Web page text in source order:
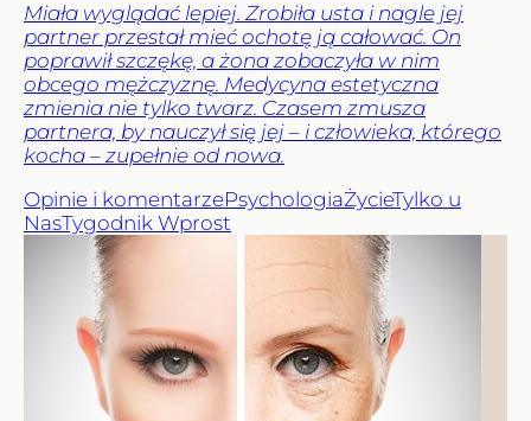
Miała wyglądać lepiej. Zrobiła usta i nagle jej
partner przestał mieć ochotę ją całować. On
poprawił szczękę, a żona zobaczyła w nim
obcego mężczyznę. Medycyna estetyczna
zmienia nie tylko twarz. Czasem zmusza
partnera, by nauczył się jej – i człowieka, którego
kocha – zupełnie od nowa.
Opinie i komentarzePsychologiaŻycieTylko u
NasTygodnik Wprost